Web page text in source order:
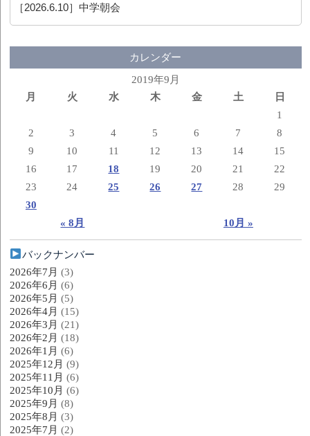
［2026.6.10］中学朝会
カレンダー
2019年9月
月
火 水 木 金 土 日
« 8月 10月 »
1
2
3 4 5 6 7
8
9
10 11 12 13 14
15
16
17 18 19 20 21
22
23
24 25 26 27 28
29
30
バックナンバー
2026年7月 (3)
2026年6月 (6)
2026年5月 (5)
2026年4月 (15)
2026年3月 (21)
2026年2月 (18)
2026年1月 (6)
2025年12月 (9)
2025年11月 (6)
2025年10月 (6)
2025年9月 (8)
2025年8月 (3)
2025年7月 (2)